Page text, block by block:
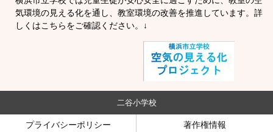
気環境の見える化を通し、教室環境の改善を推進しています。 詳
しくはこちらをご確認ください。↓
二谷小学校
プライバシーポリシー 著作権情報